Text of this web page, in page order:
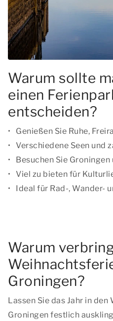
Warum sollte
einen
entscheiden?
Genießen Sie Ruhe,
Verschiedene Seen und
Besuchen Sie
Viel zu bieten für
Ideal für Rad-, Wander-
Warum
Groningen?
Lassen Sie das Jahr in
Groningen festlich